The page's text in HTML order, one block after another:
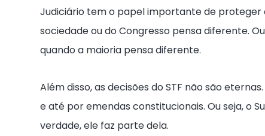
Judiciário tem o papel importante de proteger
sociedade ou do Congresso pensa diferente.
quando a maioria pensa diferente.
Além disso, as decisões do STF não são
e até por emendas constitucionais. Ou seja, o
verdade, ele faz parte dela.